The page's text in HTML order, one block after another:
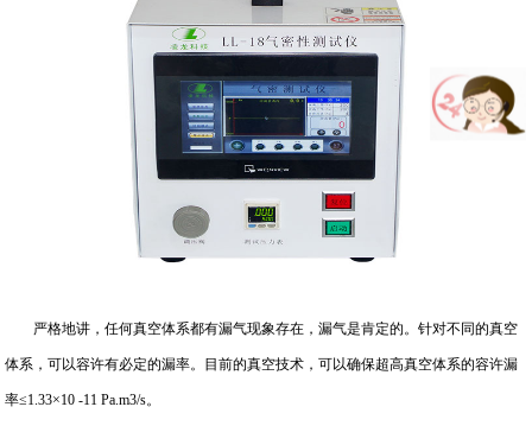
严格地讲，任何真空体系都有漏气现象存在，漏气是肯定的。针对不同的真空
体系，可以容许有必定的漏率。目前的真空技术，可以确保超高真空体系的容许漏
率≤1.33×10 -11 Pa.m3/s。